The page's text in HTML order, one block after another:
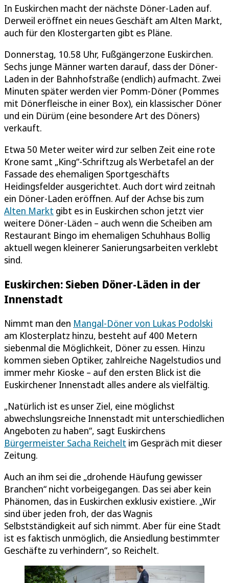
In Euskirchen macht der nächste Döner-Laden auf.
Derweil eröffnet ein neues Geschäft am Alten Markt,
auch für den Klostergarten gibt es Pläne.
Donnerstag, 10.58 Uhr, Fußgängerzone Euskirchen.
Sechs junge Männer warten darauf, dass der Döner-
Laden in der Bahnhofstraße (endlich) aufmacht. Zwei
Minuten später werden vier Pomm-Döner (Pommes
mit Dönerfleische in einer Box), ein klassischer Döner
und ein Dürüm (eine besondere Art des Döners)
verkauft.
Etwa 50 Meter weiter wird zur selben Zeit eine rote
Krone samt „King“-Schriftzug als Werbetafel an der
Fassade des ehemaligen Sportgeschäfts
Heidingsfelder ausgerichtet. Auch dort wird zeitnah
ein Döner-Laden eröffnen. Auf der Achse bis zum
Alten Markt gibt es in Euskirchen schon jetzt vier
weitere Döner-Läden – auch wenn die Scheiben am
Restaurant Bingo im ehemaligen Schuhhaus Bollig
aktuell wegen kleinerer Sanierungsarbeiten verklebt
sind.
Euskirchen: Sieben Döner-Läden in der
Innenstadt
Nimmt man den Mangal-Döner von Lukas Podolski
am Klosterplatz hinzu, besteht auf 400 Metern
siebenmal die Möglichkeit, Döner zu essen. Hinzu
kommen sieben Optiker, zahlreiche Nagelstudios und
immer mehr Kioske – auf den ersten Blick ist die
Euskirchener Innenstadt alles andere als vielfältig.
„Natürlich ist es unser Ziel, eine möglichst
abwechslungsreiche Innenstadt mit unterschiedlichen
Angeboten zu haben“, sagt Euskirchens
Bürgermeister Sacha Reichelt im Gespräch mit dieser
Zeitung.
Auch an ihm sei die „drohende Häufung gewisser
Branchen“ nicht vorbeigegangen. Das sei aber kein
Phänomen, das in Euskirchen exklusiv existiere. „Wir
sind über jeden froh, der das Wagnis
Selbstständigkeit auf sich nimmt. Aber für eine Stadt
ist es faktisch unmöglich, die Ansiedlung bestimmter
Geschäfte zu verhindern“, so Reichelt.